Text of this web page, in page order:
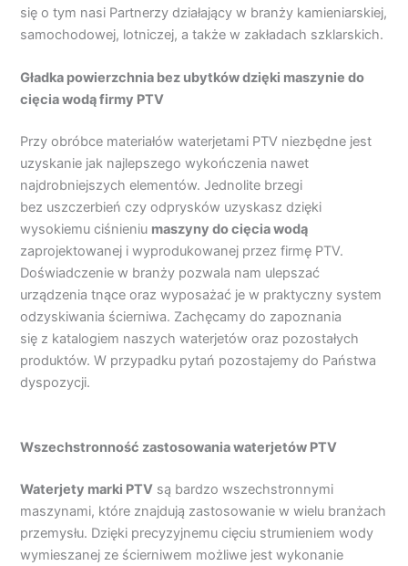
się o tym nasi Partnerzy działający w branży kamieniarskiej,
samochodowej, lotniczej, a także w zakładach szklarskich.
Gładka powierzchnia bez ubytków dzięki maszynie do
cięcia wodą firmy PTV
Przy obróbce materiałów waterjetami PTV niezbędne jest
uzyskanie jak najlepszego wykończenia nawet
najdrobniejszych elementów. Jednolite brzegi
bez uszczerbień czy odprysków uzyskasz dzięki
wysokiemu ciśnieniu maszyny do cięcia wodą
zaprojektowanej i wyprodukowanej przez firmę PTV.
Doświadczenie w branży pozwala nam ulepszać
urządzenia tnące oraz wyposażać je w praktyczny system
odzyskiwania ścierniwa. Zachęcamy do zapoznania
się z katalogiem naszych waterjetów oraz pozostałych
produktów. W przypadku pytań pozostajemy do Państwa
dyspozycji.
Wszechstronność zastosowania waterjetów PTV
Waterjety marki PTV są bardzo wszechstronnymi
maszynami, które znajdują zastosowanie w wielu branżach
przemysłu. Dzięki precyzyjnemu cięciu strumieniem wody
wymieszanej ze ścierniwem możliwe jest wykonanie